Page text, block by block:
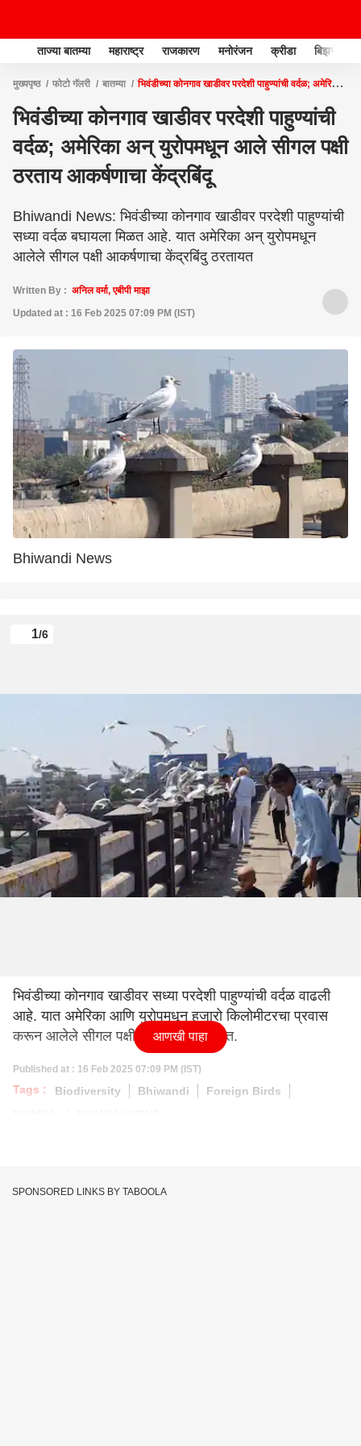
ताज्या बातम्या महाराष्ट्र राजकारण मनोरंजन क्रीडा बिझनेस
मुख्यपृष्ठ फोटो गॅलरी बातम्या
भिवंडीच्या कोनगाव खाडीवर परदेशी पाहुण्यांची वर्दळ; अमेरिका
भिवंडीच्या कोनगाव खाडीवर परदेशी पाहुण्यांची
वर्दळ; अमेरिका अन् युरोपमधून आले सीगल पक्षी
ठरताय आकर्षणाचा केंद्रबिंदू
Bhiwandi News: भिवंडीच्या कोनगाव खाडीवर परदेशी पाहुण्यांची
सध्या वर्दळ बघायला मिळत आहे. यात अमेरिका अन् युरोपमधून
आलेले सीगल पक्षी आकर्षणाचा केंद्रबिंदु ठरतायत
Written By : अनिल वर्मा, एबीपी माझा
Updated at : 16 Feb 2025 07:09 PM (IST)
Bhiwandi News
1/6
भिवंडीच्या कोनगाव खाडीवर सध्या परदेशी पाहुण्यांची वर्दळ वाढली
आहे. यात अमेरिका आणि युरोपमधून हजारो किलोमीटरचा प्रवास
करून आलेले सीगल पक्षी येथे विसावले आहेत.
Published at : 16 Feb 2025 07:09 PM (IST)
Tags : Biodiversity Bhiwandi
Foreign Birds
आणखी पाहा
SPONSORED LINKS BY TABOOLA